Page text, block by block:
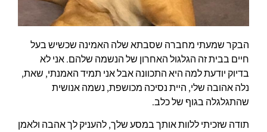
הבקר שמעתי מחברה שסבתא שלה האמינה שכשיש בעל
חיים בבית זה הגלגול האחרון של הנשמה שלהם. אני לא
בדיוק יודעת למה היא התכוונה אבל אני תמיד האמנתי, שאת,
נלה אהובה שלי, היית נסיכה מכושפת, נשמה אנושית
שהתגלגלה בגוף של כלב.
תודה שזכיתי ללוות אותך במסע שלך, להעניק לך אהבה ולאמן